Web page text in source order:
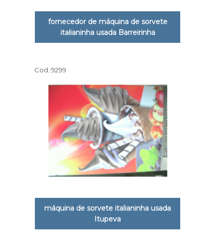
fornecedor de máquina de sorvete
italianinha usada Barreirinha
Cod.:9299
máquina de sorvete italianinha usada
Itupeva